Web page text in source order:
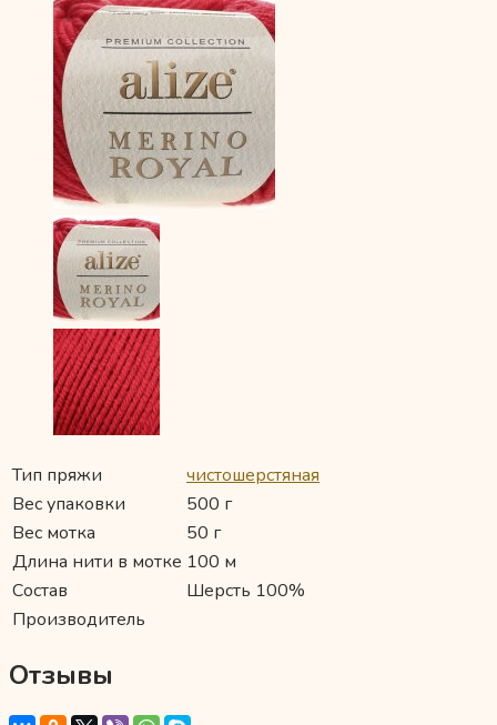
Тип пряжи
чистошерстяная
Вес упаковки
500 г
Вес мотка
50 г
Длина нити в мотке 100 м
Состав
Шерсть 100%
Производитель
Отзывы